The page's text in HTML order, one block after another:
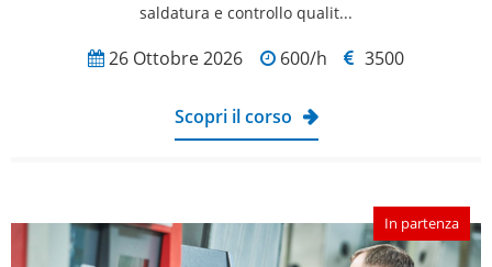
saldatura e controllo qualit...
26 Ottobre 2026 600/h 3500
Scopri il corso
In partenza